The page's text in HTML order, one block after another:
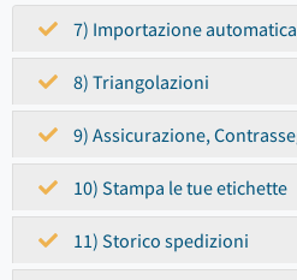
7) Importazione automatica
8) Triangolazioni
9) Assicurazione,
10) Stampa le tue etichette
11) Storico spedizioni